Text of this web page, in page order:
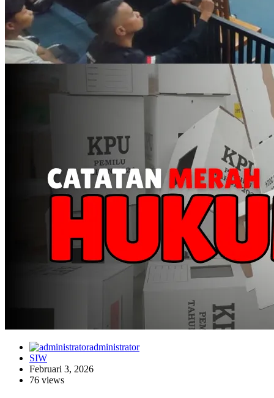
administrator
SIW
Februari 3, 2026
76 views